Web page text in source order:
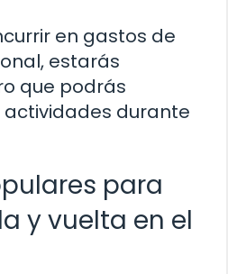
en gastos de
estarás
que podrás
durante
para
y vuelta en el